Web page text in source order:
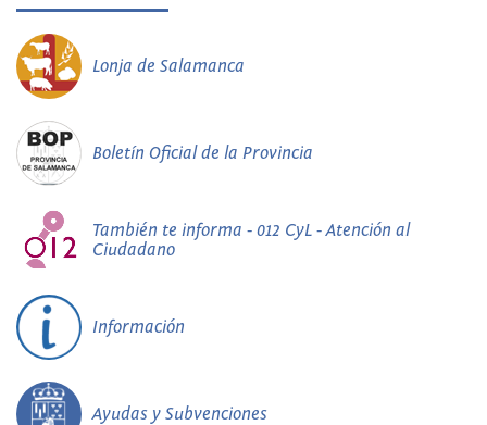
Lonja de Salamanca
Boletín Oficial de la Provincia
También te informa - 012 CyL - Atención al
Ciudadano
Información
Ayudas y Subvenciones